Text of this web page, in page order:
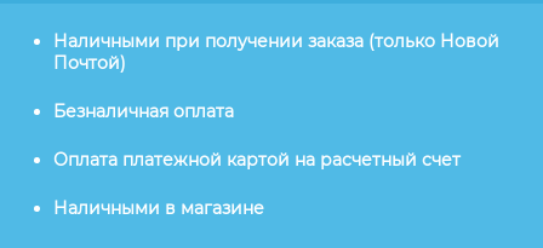
Наличными при получении заказа (только Новой
Почтой)
Безналичная оплата
Оплата платежной картой на расчетный счет
Наличными в магазине